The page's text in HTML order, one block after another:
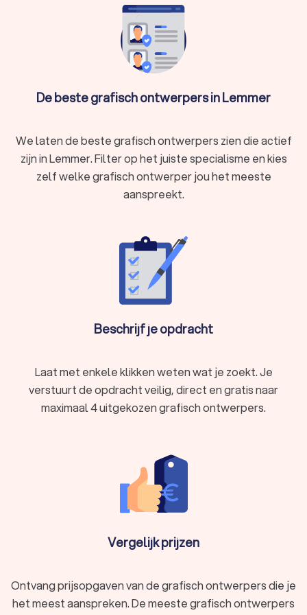
In Lemmer hebben wij 400 goede grafisch ontwerpers
gevonden. De grafisch ontwerpers in Lemmer hebben een
gemiddelde Trustoo Score van een 8.8. Welke grafisch
designer je ook kiest, via Trustoo maak je een goede keuze
voor het opmaken van je drukwerk en het ontwerpen van je
aan te vragen bij verschillende grafisch ontwerpers. Zo kan je
De beste grafisch ontwerpers in Lemmer
We laten de beste grafisch ontwerpers zien die actief
zijn in Lemmer. Filter op het juiste specialisme en kies
zelf welke grafisch ontwerper jou het meeste
aanspreekt.
Beschrijf je opdracht
Laat met enkele klikken weten wat je zoekt. Je
verstuurt de opdracht veilig, direct en gratis naar
maximaal 4 uitgekozen grafisch ontwerpers.
Vergelijk prijzen
Ontvang prijsopgaven van de grafisch ontwerpers die je
het meest aanspreken. De meeste grafisch ontwerpers